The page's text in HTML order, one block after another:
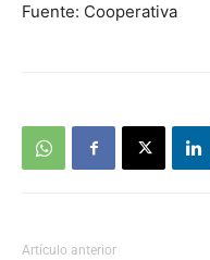
Fuente: Cooperativa
Artículo anterior